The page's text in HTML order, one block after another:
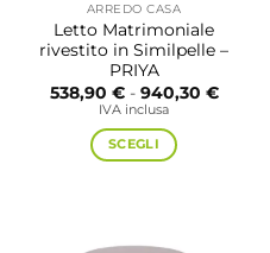
ARREDO CASA
Letto Matrimoniale
rivestito in Similpelle –
PRIYA
538,90 € - 940,30 €Fascia
IVA inclusa
SCEGLI
più